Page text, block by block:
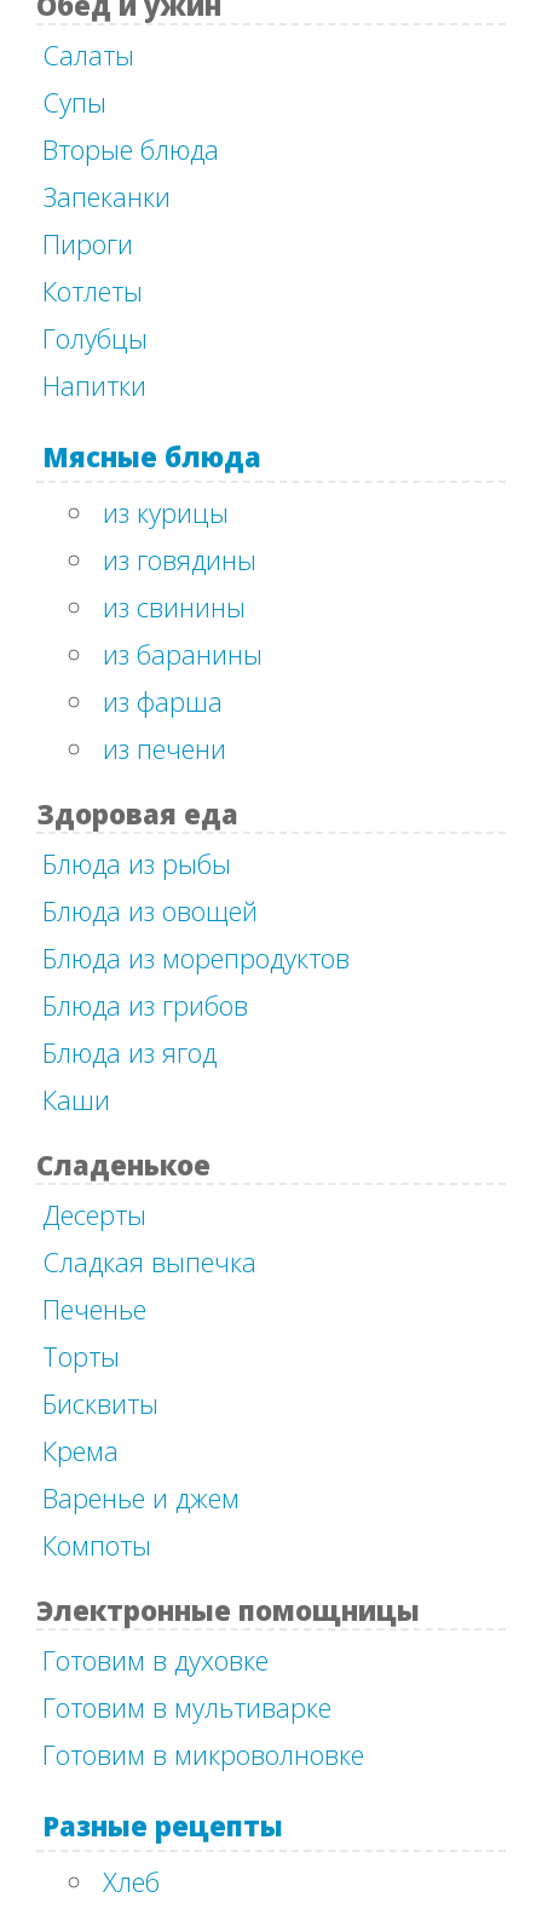
Салаты
Супы
Вторые блюда
Запеканки
Пироги
Котлеты
Голубцы
Напитки
Мясные блюда
из курицы
из говядины
из свинины
из баранины
из фарша
из печени
Здоровая еда
Блюда из рыбы
Блюда из овощей
Блюда из морепродуктов
Блюда из грибов
Блюда из ягод
Каши
Сладенькое
Десерты
Сладкая выпечка
Печенье
Торты
Бисквиты
Крема
Варенье и джем
Компоты
Электронные помощницы
Готовим в духовке
Готовим в мультиварке
Готовим в микроволновке
Разные рецепты
Хлеб